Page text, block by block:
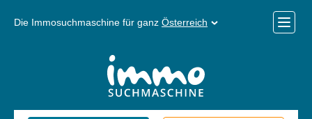
Die Immosuchmaschine für ganz Österreich
Menü